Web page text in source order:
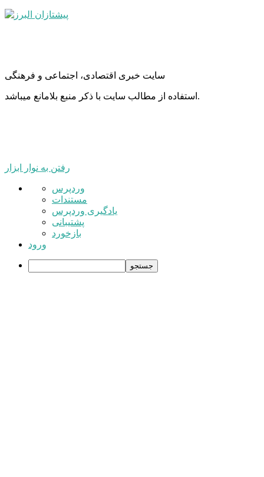
سایت خبری اقتصادی، اجتماعی و فرهنگی
استفاده از مطالب سایت با ذکر منبع بلامانع میباشد.
رفتن به نوار ابزار
درباره
وردپرس
وردپرس
مستندات
یادگیری وردپرس
پشتیبانی
بازخورد
ورود
جستجو